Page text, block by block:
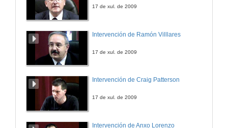
17 de xul. de 2009
Intervención de Ramón Villlares
17 de xul. de 2009
Intervención de Craig Patterson
17 de xul. de 2009
Intervención de Anxo Lorenzo